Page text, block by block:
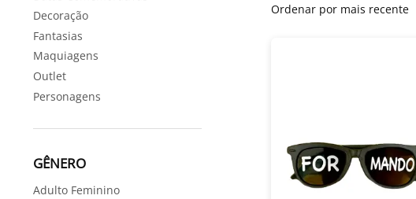
Decoração
Fantasias
Maquiagens
Outlet
Personagens
GÊNERO
Adulto Feminino